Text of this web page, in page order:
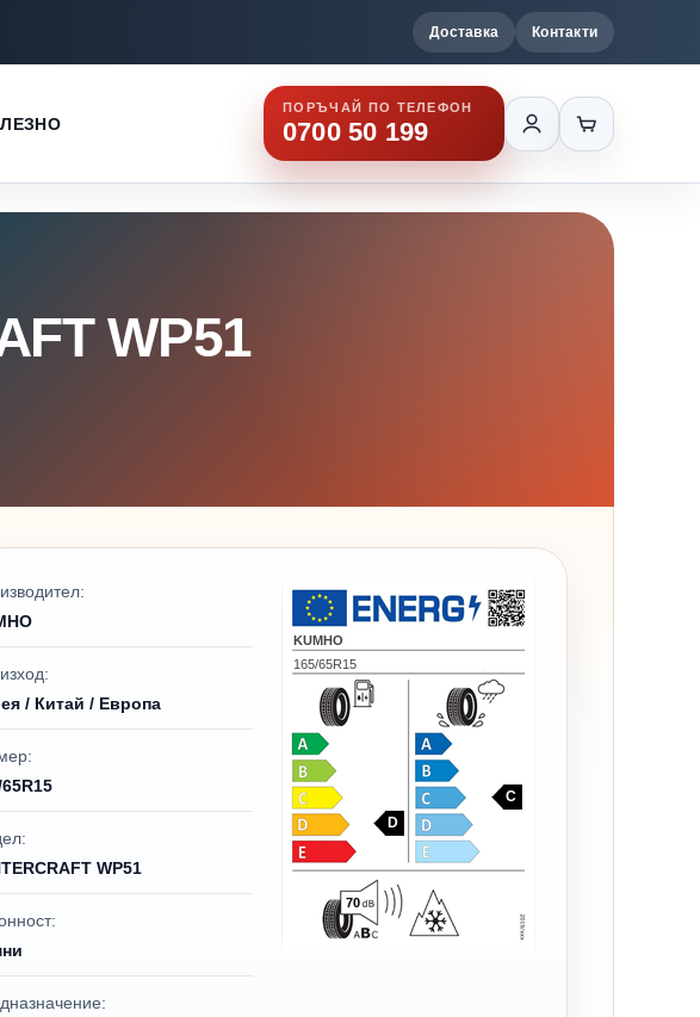
Доставка Контакти
ПОРЪЧАЙ ПО ТЕЛЕФОН
0700 50 199
WP51
/ Китай / Европа
WP51
KUMHO
165/65R15
D
C
70